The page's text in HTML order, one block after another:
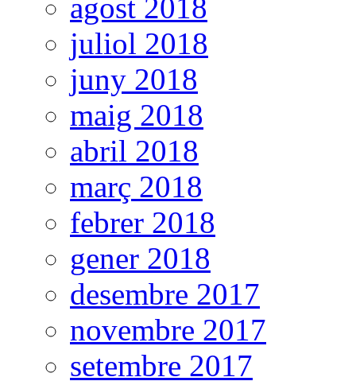
agost 2018
juliol 2018
juny 2018
maig 2018
abril 2018
març 2018
febrer 2018
gener 2018
desembre 2017
novembre 2017
setembre 2017